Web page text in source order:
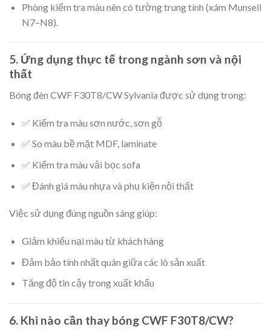
Phòng kiểm tra màu nên có tường trung tính (xám Munsell
N7–N8).
5. Ứng dụng thực tế trong ngành sơn và nội
thất
Bóng đèn CWF F30T8/CW Sylvania được sử dụng trong:
✅ Kiểm tra màu sơn nước, sơn gỗ
✅ So màu bề mặt MDF, laminate
✅ Kiểm tra màu vải bọc sofa
✅ Đánh giá màu nhựa và phụ kiện nội thất
Việc sử dụng đúng nguồn sáng giúp:
Giảm khiếu nại màu từ khách hàng
Đảm bảo tính nhất quán giữa các lô sản xuất
Tăng độ tin cậy trong xuất khẩu
6. Khi nào cần thay bóng CWF F30T8/CW?